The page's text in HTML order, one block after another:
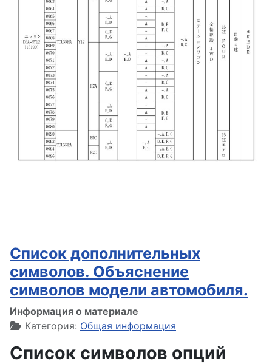
Список дополнительных
символов. Объяснение
символов модели автомобиля.
Информация о материале
Категория: Общая информация
Список символов опций